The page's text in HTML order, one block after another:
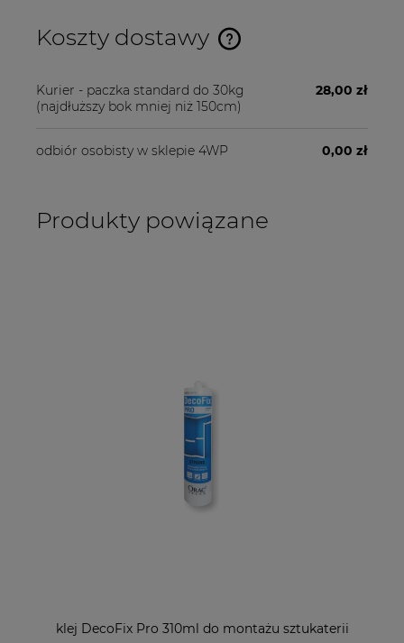
Koszty dostawy
Cena nie zawiera ewentualnych kosztów płatności
Kurier - paczka standard do 30kg
(najdłuższy bok mniej niż 150cm)
28,00 zł
odbiór osobisty w sklepie 4WP 0,00 zł
Produkty powiązane
klej DecoFix Pro 310ml do montażu sztukaterii